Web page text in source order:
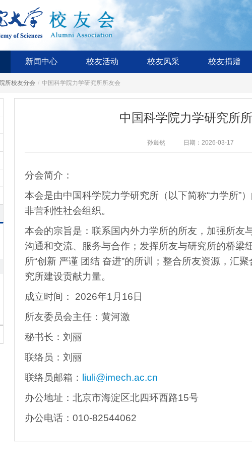
新闻中心 校友活动 校友风采 校友捐赠
所校友分会 / 中国科学院力学研究所所友会
中国科学院力学研究所
孙逍然 日期：2026-03-17
分会简介：
本会是由中国科学院力学研究所（以下简称“力学所”
非营利性社会组织。
本会的宗旨是：联系国内外力学所的所友，加强所友
沟通和交流、服务与合作；发挥所友与研究所的桥梁
所“创新 严谨 团结 奋进”的所训；整合所友资源，汇
究所建设贡献力量。
成立时间： 2026年1月16日
所友委员会主任：黄河激
秘书长：刘丽
联络员：刘丽
联络员邮箱：
liuli@imech.ac.cn
办公地址：北京市海淀区北四环西路15号
办公电话：010-82544062